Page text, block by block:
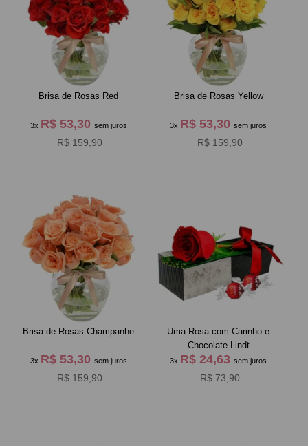
Brisa de Rosas Red
3x R$ 53,30 sem juros
R$ 159,90
Brisa de Rosas Yellow
3x R$ 53,30sem juros
R$ 159,90
Brisa de Rosas Champanhe
3x R$ 53,30 sem juros
R$ 159,90
Uma Rosa com Carinho e
Chocolate Lindt
3x R$ 24,63sem juros
R$ 73,90